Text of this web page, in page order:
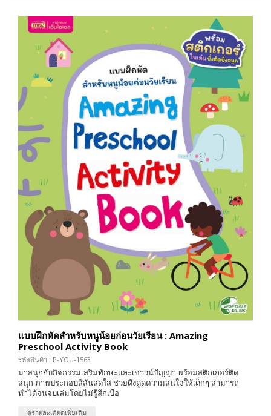
แบบฝึกหัดสำหรับหนูน้อยก่อนวัยเรียน : Amazing
Preschool Activity Book
รหัสสินค้า : P-YOU-1563
มาสนุกกับกิจกรรมเสริมทักษะและเชาวน์ปัญญา พร้อมสติกเกอร์ติด
สนุก ภาพประกอบสีสันสดใส ช่วยดึงดูดความสนใจให้เด็กๆ สามารถ
ทำได้จนจบเล่มโดยไม่รู้สึกเบื่อ
ดูรายละเอียดเพิ่มเติม